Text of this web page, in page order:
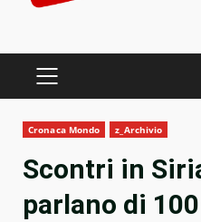
PRIMARY
Cronaca Mondo z_Archivio
Scontri in
parlano di